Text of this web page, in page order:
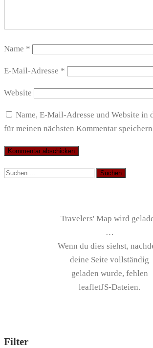
Name *
E-Mail-Adresse *
Website
Name, E-Mail-Adresse und Website in
für meinen nächsten Kommentar
Suchen
Travelers' Map wird
…
Wenn du dies siehst,
deine Seite vollständig
geladen wurde, fehlen
leafletJS-Dateien.
Filter